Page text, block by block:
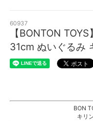
60937
【BONTON
31cm ぬいぐるみ
BON
キリ